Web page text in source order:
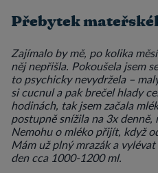
Přebytek
Zajímalo by mě, po kolika
něj nepřišla. Pokoušela jsem
to psychicky nevydržela –
si cucnul a pak brečel hlady
hodinách, tak jsem začala
postupně snížila na 3x
Nemohu o mléko přijít, když
Mám už plný mrazák a
den cca 1000-1200 ml.